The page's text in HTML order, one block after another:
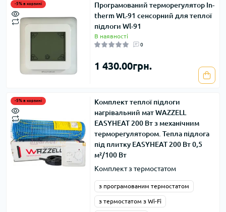
-5% в корзині
Програмований терморегулятор In-
therm WL-91 сенсорний для теплої
підлоги Wl-91
В наявності
0
1 430.00грн.
-5% в корзині
Комплект теплої підлоги
нагрівальний мат WAZZELL
EASYHEAT 200 Вт з механічним
терморегулятором. Тепла підлога
під плитку EASYHEAT 200 Вт 0,5
м²/100 Вт
Комплект з термостатом
з програмованим термостатом
з термостатом з Wi-Fi